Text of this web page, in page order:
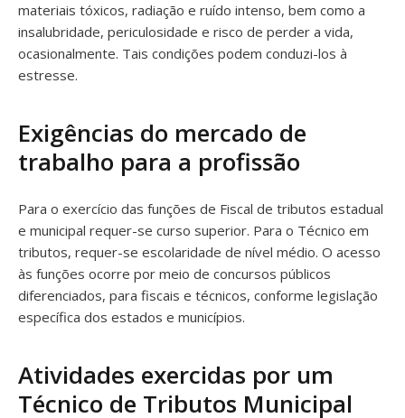
materiais tóxicos, radiação e ruído intenso, bem como a
insalubridade, periculosidade e risco de perder a vida,
ocasionalmente. Tais condições podem conduzi-los à
estresse.
Exigências do mercado de
trabalho para a profissão
Para o exercício das funções de Fiscal de tributos estadual
e municipal requer-se curso superior. Para o Técnico em
tributos, requer-se escolaridade de nível médio. O acesso
às funções ocorre por meio de concursos públicos
diferenciados, para fiscais e técnicos, conforme legislação
específica dos estados e municípios.
Atividades exercidas por um
Técnico de Tributos Municipal